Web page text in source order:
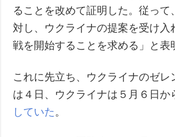
ることを改めて証明した。従って
対し、ウクライナの提案を受け入
戦を開始することを求める」と表
これに先立ち、ウクライナのゼレ
は４日、ウクライナは５月６日か
していた。